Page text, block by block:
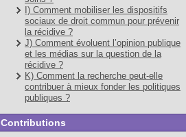
I) Comment mobiliser les dispositifs
sociaux de droit commun pour prévenir
la récidive ?
J) Comment évoluent l’opinion publique
et les médias sur la question de la
récidive ?
K) Comment la recherche peut-elle
contribuer à mieux fonder les politiques
publiques ?
Contributions